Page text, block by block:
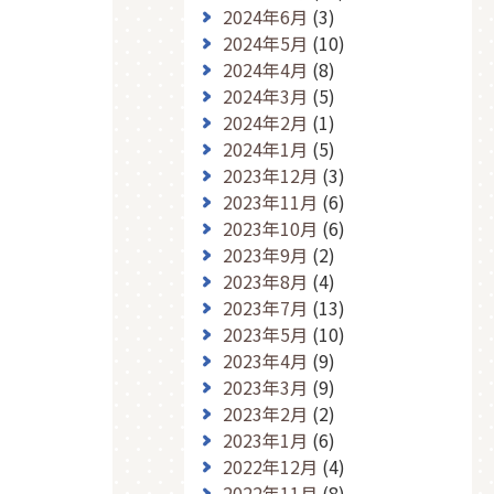
2024年6月 (3)
2024年5月 (10)
2024年4月 (8)
2024年3月 (5)
2024年2月 (1)
2024年1月 (5)
2023年12月 (3)
2023年11月 (6)
2023年10月 (6)
2023年9月 (2)
2023年8月 (4)
2023年7月 (13)
2023年5月 (10)
2023年4月 (9)
2023年3月 (9)
2023年2月 (2)
2023年1月 (6)
2022年12月 (4)